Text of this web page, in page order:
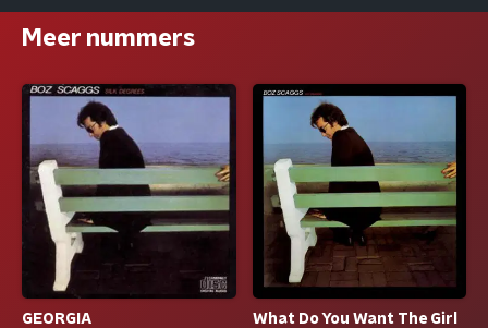
Meer nummers
GEORGIA
What Do You Want The Girl